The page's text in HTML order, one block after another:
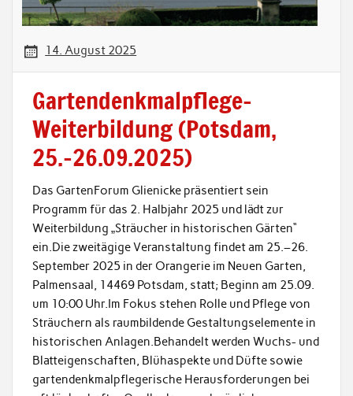
14. August 2025
Gartendenkmalpflege-
Weiterbildung (Potsdam,
25.–26.09.2025)
Das GartenForum Glienicke präsentiert sein
Programm für das 2. Halbjahr 2025 und lädt zur
Weiterbildung „Sträucher in historischen Gärten“
ein.Die zweitägige Veranstaltung findet am 25.–26.
September 2025 in der Orangerie im Neuen Garten,
Palmensaal, 14469 Potsdam, statt; Beginn am 25.09.
um 10:00 Uhr.Im Fokus stehen Rolle und Pflege von
Sträuchern als raumbildende Gestaltungselemente in
historischen Anlagen.Behandelt werden Wuchs- und
Blatteigenschaften, Blühaspekte und Düfte sowie
gartendenkmalpflegerische Herausforderungen bei